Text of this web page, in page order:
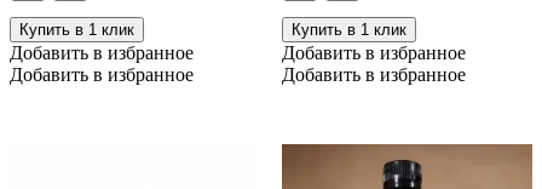
Купить в 1 клик
Добавить в избранное
Добавить в избранное
Купить в 1 клик
Добавить в избранное
Добавить в избранное